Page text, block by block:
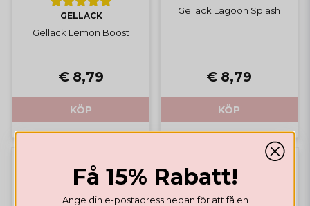
GELLACK
Gellack Lemon Boost
€ 8,79
KÖP
Gellack Lagoon Splash
€ 8,79
KÖP
Få 15% Rabatt!
Ange din e-postadress nedan för att få en